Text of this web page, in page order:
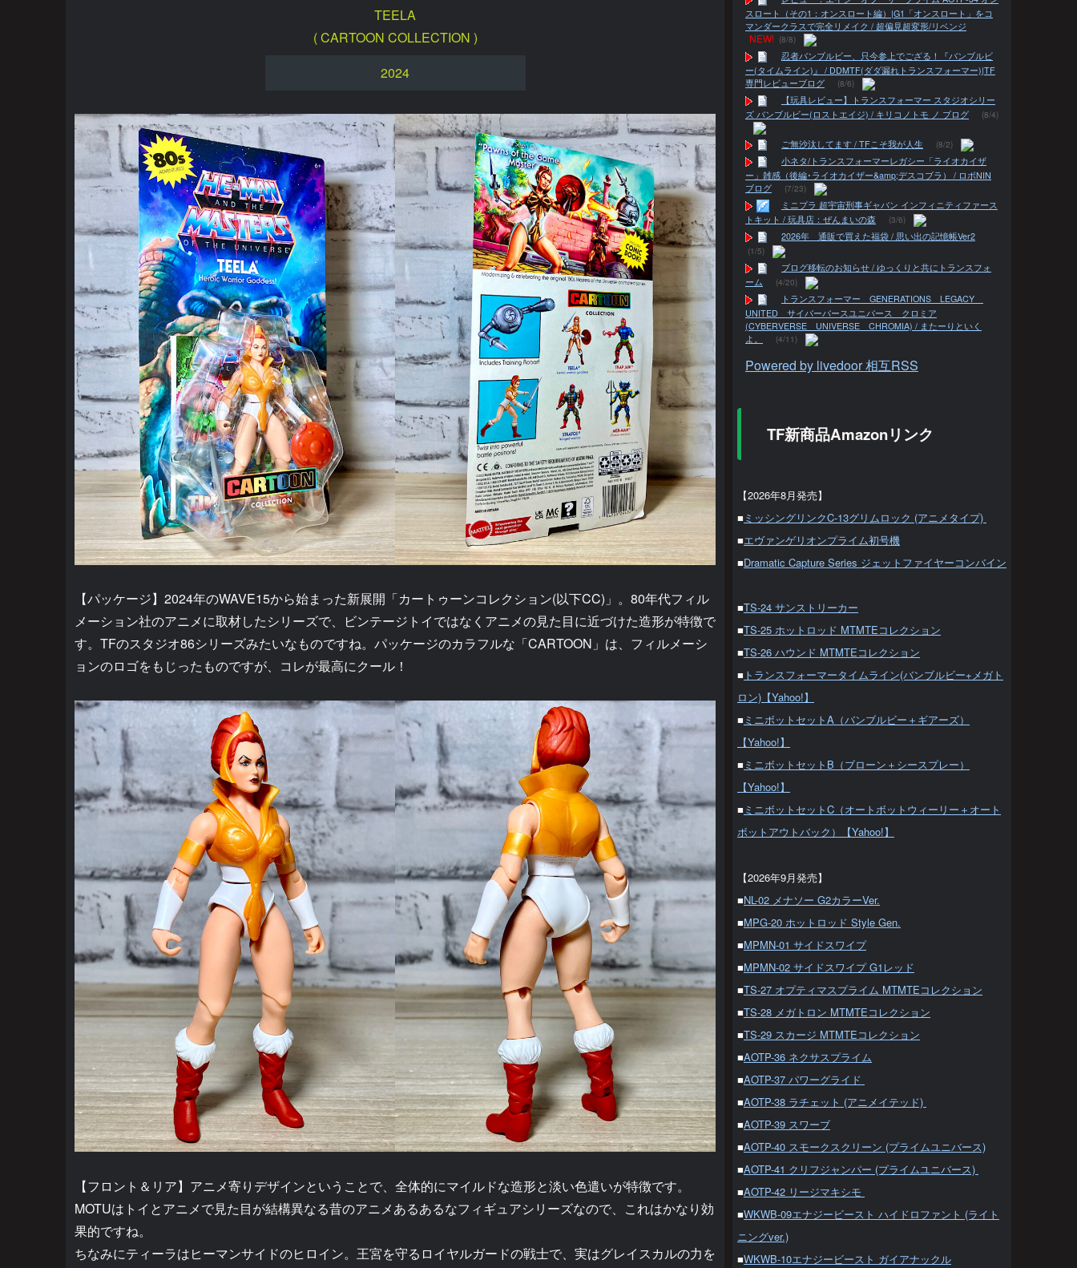
TEELA
( CARTOON COLLECTION )
2024
【パッケージ】2024年のWAVE15から始まった新展開「カートゥーンコレクション(以下CC)」。80年代フィル
メーション社のアニメに取材したシリーズで、ビンテージトイではなくアニメの見た目に近づけた造形が特徴で
す。TFのスタジオ86シリーズみたいなものですね。パッケージのカラフルな「CARTOON」は、フィルメーシ
ョンのロゴをもじったものですが、コレが最高にクール！
【フロント＆リア】アニメ寄りデザインということで、全体的にマイルドな造形と淡い色遣いが特徴です。
MOTUはトイとアニメで見た目が結構異なる昔のアニメあるあるなフィギュアシリーズなので、これはかなり効
果的ですね。
ちなみにティーラはヒーマンサイドのヒロイン。王宮を守るロイヤルガードの戦士で、実はグレイスカルの力を
スロート（その1：オンスロート編）|G1「オンスロート」をコ
マンダークラスで完全リメイク / 超偏見超変形/リベンジ
NEW! (8/8)
忍者バンブルビー、只今参上でござる！『バンブルビ
ー(タイムライン)』 / DDMTF(ダダ漏れトランスフォーマー)|TF
専門レビューブログ
(8/6)
【玩具レビュー】トランスフォーマー スタジオシリー
ズ バンブルビー(ロストエイジ) / キリコノトモ ノ ブログ
(8/4)
ご無沙汰してます / TFこそ我が人生 (8/2)
小ネタ/トランスフォーマーレガシー「ライオカイザ
ー」雑感（後編･ライオカイザー&amp;デスコブラ） / ロボNIN
ブログ
(7/23)
ミニプラ 超宇宙刑事ギャバン インフィニティファース
トキット / 玩具店：ぜんまいの森
(3/6)
2026年 通販で買えた福袋 / 思い出の記憶帳Ver2
(1/5)
ブログ移転のお知らせ / ゆっくりと共にトランスフォ
ーム
(4/20)
トランスフォーマー GENERATIONS LEGACY
UNITED サイバーバースユニバース クロミア
(CYBERVERSE UNIVERSE CHROMIA) / またーりといく
よ。
(4/11)
Powered by livedoor 相互RSS
TF新商品Amazonリンク
【2026年8月発売】
■ ミッシングリンクC-13グリムロック (アニメタイプ)
■エヴァンゲリオンプライム初号機
■Dramatic Capture Series ジェットファイヤーコンバイン
■TS-24 サンストリーカー
■TS-25 ホットロッド MTMTEコレクション
■TS-26 ハウンド MTMTEコレクション
■ トランスフォーマータイムライン(バンブルビー+メガト
ロン)【Yahoo!】
■ ミニボットセットA（バンブルビー＋ギアーズ）
【Yahoo!】
■ ミニボットセットB（ブローン＋シースプレー）
【Yahoo!】
■ ミニボットセットC（オートボットウィーリー＋オート
ボットアウトバック）【Yahoo!】
【2026年9月発売】
■NL-02 メナソー G2カラーVer.
■MPG-20 ホットロッド Style Gen.
■MPMN-01 サイドスワイプ
■MPMN-02 サイドスワイプ G1レッド
■TS-27 オプティマスプライム MTMTEコレクション
■TS-28 メガトロン MTMTEコレクション
■TS-29 スカージ MTMTEコレクション
■AOTP-36 ネクサスプライム
■AOTP-37 パワーグライド
■AOTP-38 ラチェット (アニメイテッド)
■AOTP-39 スワーブ
■AOTP-40 スモークスクリーン (プライムユニバース)
■AOTP-41 クリフジャンパー (プライムユニバース)
■AOTP-42 リージマキシモ
■WKWB-09エナジービースト ハイドロファント (ライト
ニングver.)
■WKWB-10エナジービースト ガイアナックル